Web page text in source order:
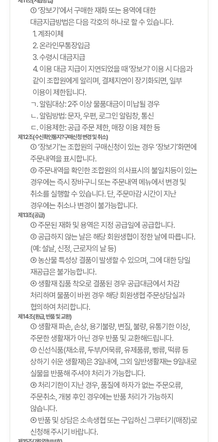
① ‘장보기’에서 구매한 재화 또는 용역에 대한
대금지급방법은 다음 각호의 하나로 할 수 있습니다.
1. 계좌이체
2. 온라인무통장입금
3. 수령시 대금지급
4. 이용 대금 지급이 지연되었을 때 '장보기' 이용 시 다음과
같이 조합원에게 알리며, 결제지연이 장기화되면, 일부
이용이 제한됩니다.
ㄱ. 알림대상: 2주 이상 물품대금이 미납될 경우
ㄴ. 알림방법: 문자, 우편, 로그인 알림창, 통신
ㄷ. 이용제한: 공급 주문 제한, 매장 이용 제한 등
제12조(수신확인통지?구매신청 변경 및 취소)
① ‘장보기’는 조합원의 구매신청이 있는 경우 ‘장보기’화면에
주문내역을 표시합니다.
② 주문내역을 확인한 조합원의 의사표시의 불일치등이 있는
경우에는 즉시 장바구니 또는 주문내역 메뉴에서 변경 및
취소를 실행할 수 있습니다. 단, 주문마감 시간이 지난
경우에는 취소나 변경이 불가능합니다.
제13조(공급)
① 주문된 재화 및 용역은 지정 공급일에 공급합니다.
② 공급하지 않는 날은 해당 회원생협이 정한 날에 따릅니다.
(예: 설날, 신정, 근로자의 날 등)
③ 농산물 특성상 결품이 발생할 수 있으며, 그에 대한 당일
재공급은 불가능합니다.
④ 생활재 집품 착오로 결품된 경우 공급대금에서 차감
처리하며 물품이 바뀐 경우 해당 회원생협 주문상담실과
협의하여 처리합니다.
제14조(환급, 반품 및 교환)
① 생활재 파손, 손상, 용기불량, 변질, 불량, 유통기한 이상,
주문한 생활재가 아닌 경우 반품 및 교환해드립니다.
② 신선식품(채소류, 두부/어묵류, 유제품류, 빵류, 떡류 등
상하기 쉬운 생활재)은 3일내에, 그외 일반생활재는 9일내로
실물을 반품해 주셔야 처리가 가능합니다.
③ 처리기한이 지난 경우, 품질에 하자가 없는 주문오류,
주문취소, 개봉 후인 경우에는 반품 처리가 가능하지
않습니다.
④ 반품 및 상담은 소속생협 또는 구입하신 그루터기(매장)로
신청해 주시기 바랍니다.